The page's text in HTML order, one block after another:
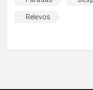
Relevos